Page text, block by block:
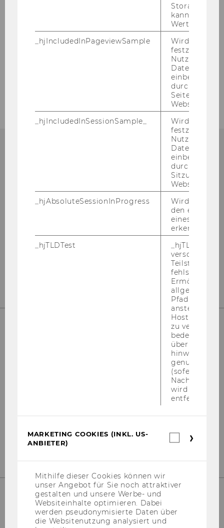
Australasian Tax Teachers Association in
Institute for Austrian and
International Tax Law
1020 Vienna
UNSERE SOCIAL MEDIA KANÄLE
Storage
kann. Wenn
Wert von 1
_hjIncludedInPageviewSample
Wird gesetzt,
festzustellen,
Nutzer in die
einbezogen
durch das
Website
_hjIncludedInSessionSample_
Wird gesetzt,
festzustellen,
Nutzer in die
einbezogen
durch das
Sitzungslimit
Website
_hjAbsoluteSessionInProgress
Wird
den ersten
eines
erkennen.
_hjTLDTest
_hjTLDTest-
verschiedene
Teilstrings,
fehlschlägt.
Ermöglicht,
Pfad zu
anstelle des
Hostnamens
zu
bedeutet,
über
hinweg
genutzt
(sofern
Nach dieser
wird das
entfernt.
MARKETING COOKIES (INKL. US-
ANBIETER)
Mithilfe dieser Cookies können wir
unser Angebot für Sie noch attraktiver
gestalten und unsere Werbe- und
Websiteinhalte optimieren. Dabei
werden pseudonymisierte Daten über
die Websitenutzung analysiert und